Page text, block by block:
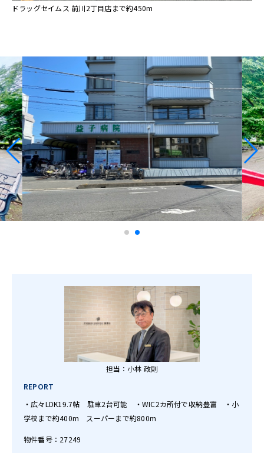
ドラッグセイムス 前川2丁目店まで約450m
担当：小林 政則
REPORT
・広々LDK19.7帖 駐車2台可能 ・WIC2カ所付で収納豊富 ・小
学校まで約400m スーパーまで約800m
物件番号：27249